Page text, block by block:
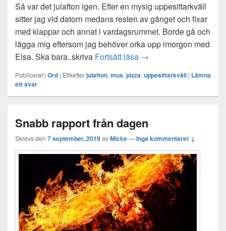
Så var det julafton igen. Efter en mysig uppesittarkväll
sitter jag vid datorn medans resten av gänget och fixar
med klappar och annat i vardagsrummet. Borde gå och
lägga mig eftersom jag behöver orka upp imorgon med
Elsa. Ska bara..skriva Fortsätt läsa Julaftonsmorgon
→
Publicerat i Ord | Etiketterjulafton,mus,pizza,uppesittarkväll | Lämna
ett svar
Snabb rapport från dagen
Skrevs den 7 september, 2019avMicke—Inga kommentarer ↓